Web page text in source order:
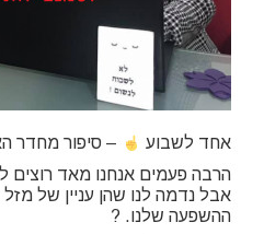
אחד לשבוע
– סיפור מחדר
הרבה פעמים אנחנו מאד רוצים
אבל נדמה לנו שהן עניין של
ההשפעה שלנו. ?